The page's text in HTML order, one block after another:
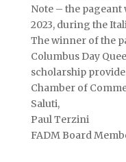
Note – the pageant
2023, during the
The winner of the
Columbus Day
scholarship
Chamber of
Saluti,
Paul Terzini
FADM Board